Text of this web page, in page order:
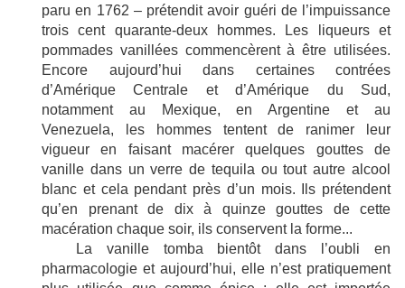
paru en 1762 – prétendit avoir guéri de l’impuissance
trois cent quarante-deux hommes. Les liqueurs et
pommades vanillées commencèrent à être utilisées.
Encore aujourd’hui dans certaines contrées
d’Amérique Centrale et d’Amérique du Sud,
notamment au Mexique, en Argentine et au
Venezuela, les hommes tentent de ranimer leur
vigueur en faisant macérer quelques gouttes de
vanille dans un verre de tequila ou tout autre alcool
blanc et cela pendant près d’un mois. Ils prétendent
qu’en prenant de dix à quinze gouttes de cette
macération chaque soir, ils conservent la forme...
La vanille tomba bientôt dans l’oubli en
pharmacologie et aujourd’hui, elle n’est pratiquement